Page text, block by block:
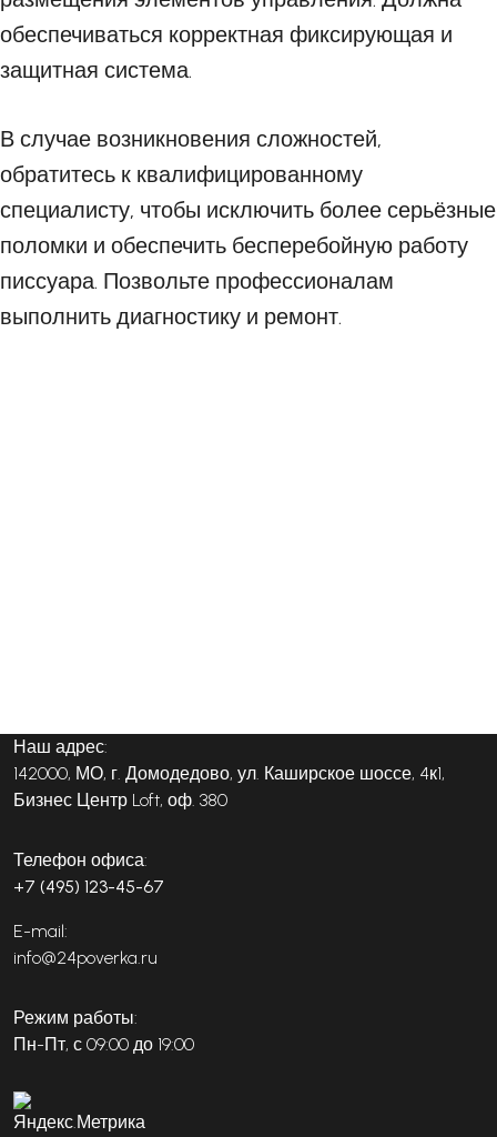
обеспечиваться корректная фиксирующая и
защитная система.
В случае возникновения сложностей,
обратитесь к квалифицированному
специалисту, чтобы исключить более серьёзные
поломки и обеспечить бесперебойную работу
писсуара. Позвольте профессионалам
выполнить диагностику и ремонт.
Наш адрес:
142000, МО, г. Домодедово, ул. Каширское шоссе, 4к1,
Бизнес Центр Loft, оф. 380
Телефон офиса:
+7 (495) 123-45-67
E-mail:
info@24poverka.ru
Режим работы:
Пн-Пт, с 09:00 до 19:00